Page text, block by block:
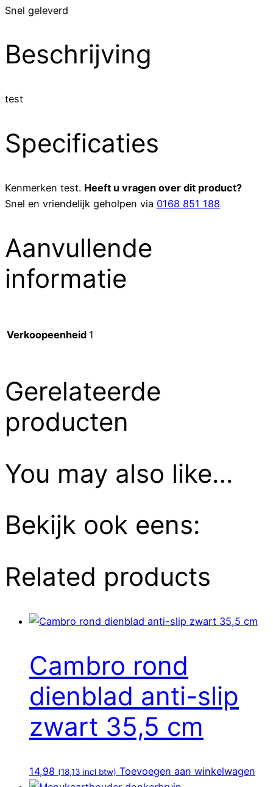
Snel geleverd
Beschrijving
test
Specificaties
Kenmerken test. Heeft u vragen over dit product?
Snel en vriendelijk geholpen via 0168 851 188
Aanvullende
informatie
Verkoopeenheid 1
Gerelateerde
producten
You may also like…
Bekijk ook eens:
Related products
Cambro rond
dienblad anti-slip
zwart 35,5 cm
14,98 (18,13 incl btw) Toevoegen aan winkelwagen